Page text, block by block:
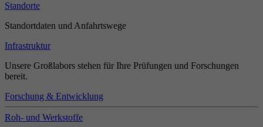
Standorte
Standortdaten und Anfahrtswege
Infrastruktur
Unsere Großlabors stehen für Ihre Prüfungen und Forschungen
bereit.
Forschung & Entwicklung
Roh- und Werkstoffe